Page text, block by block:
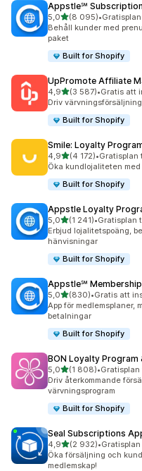
Appstle℠
5,0av 5 stjärnor
(8 095)
8095 recensioner totalt
•
Behåll kunder med
paket
Built for Shopify
UpPromote Affiliate
4,9av 5 stjärnor
(3 587)
3587 recensioner totalt
•Gratis att
Driv
Built for Shopify
Smile: Loyalty
4,9av 5 stjärnor
(4 172)
4172 recensioner totalt
•Gratisplan
Öka kundlojaliteten
Built for Shopify
Appstle Loyalty
5,0av 5 stjärnor
(1 241)
1241 recensioner totalt
•Gratisplan
Erbjud lojalitetspoäng,
hänvisningar
Built for Shopify
Appstle℠
5,0av 5 stjärnor
(830)
830 recensioner totalt
•Gratis att
App för medlemsplaner,
betalningar
Built for Shopify
BON Loyalty Program
5,0av 5 stjärnor
(1 808)
1808 recensioner totalt
•
Driv återkommande
värvningsprogram
Built for Shopify
Seal Subscriptions
4,9av 5 stjärnor
(2 932)
2932 recensioner totalt
•
Öka försäljning och
medlemskap!